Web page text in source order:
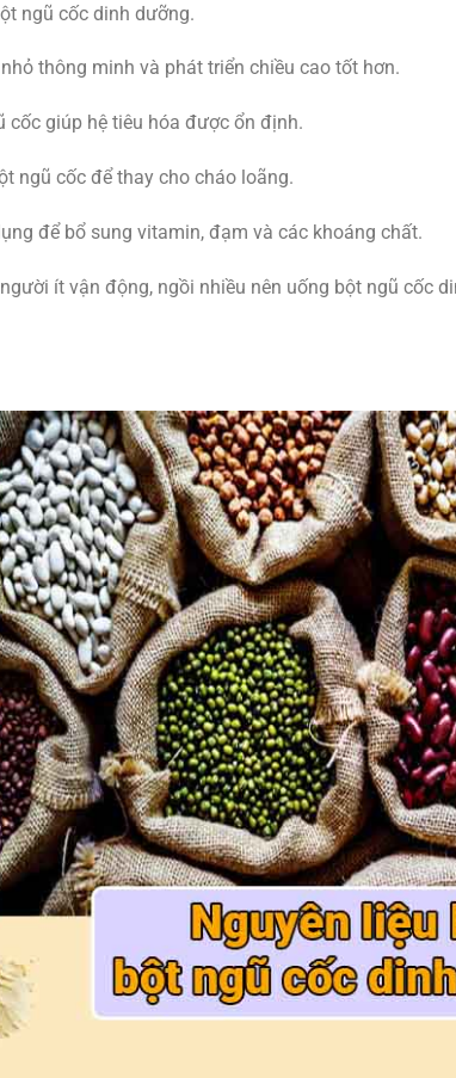
ngũ cốc dinh dưỡng.
thông minh và phát triển chiều cao tốt hơn.
giúp hệ tiêu hóa được ổn định.
ngũ cốc để thay cho cháo loãng.
để bổ sung vitamin, đạm và các khoáng chất.
ít vận động, ngồi nhiều nên uống bột ngũ cốc